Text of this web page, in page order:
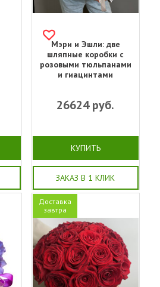
Мэри и Эшли: две
шляпные коробки с
розовыми тюльпанами
и гиацинтами
26624руб.
КУПИТЬ
ЗАКАЗ В 1 КЛИК
Доставка
завтра